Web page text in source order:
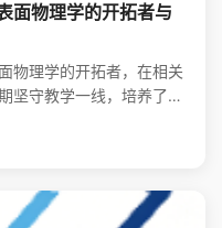
面物理学的开拓者与
物理学的开拓者，在相关
坚守教学一线，培养了大